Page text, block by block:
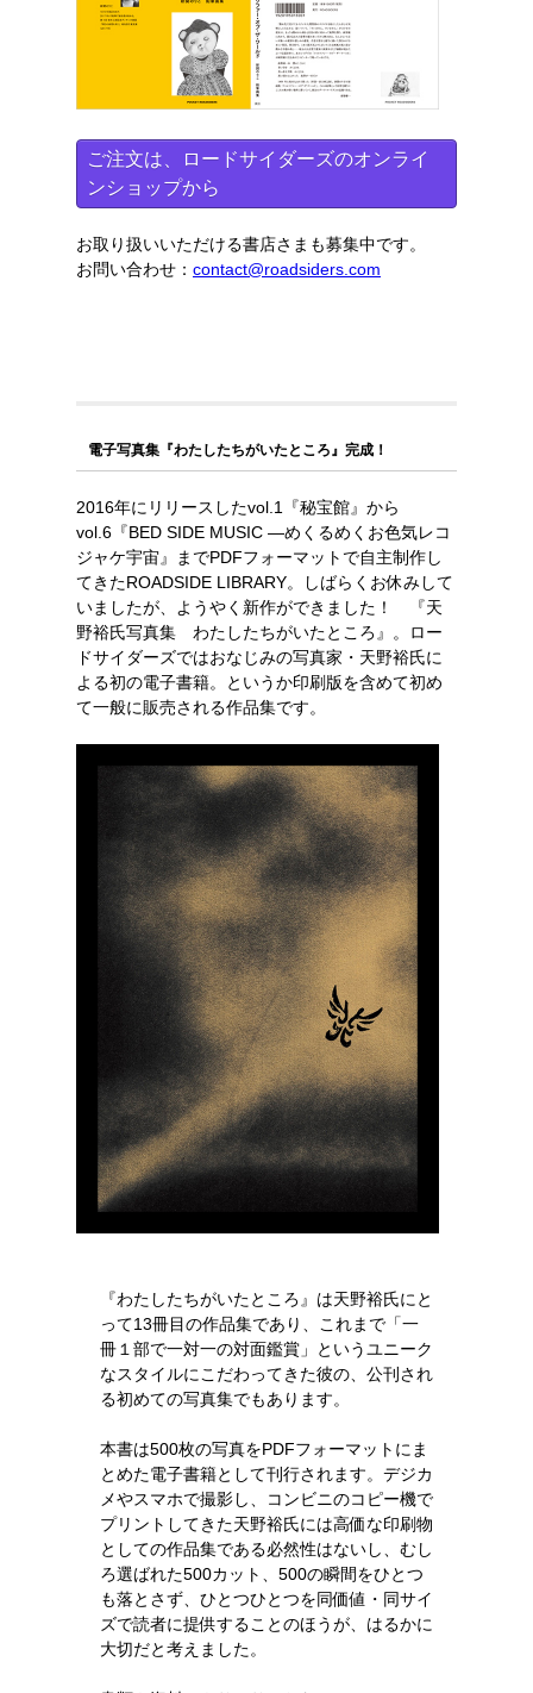
ご注文は、ロードサイダーズのオンライ
ンショップから
お取り扱いいただける書店さまも募集中です。
お問い合わせ： contact@roadsiders.com
電子写真集『わたしたちがいたところ』完成！
2016年にリリースしたvol.1『秘宝館』から
vol.6『BED SIDE MUSIC ―めくるめくお色気レコ
ジャケ宇宙』までPDFフォーマットで自主制作し
てきたROADSIDE LIBRARY。しばらくお休みして
いましたが、ようやく新作ができました！ 『天
野裕氏写真集 わたしたちがいたところ』。ロー
ドサイダーズではおなじみの写真家・天野裕氏に
よる初の電子書籍。というか印刷版を含めて初め
て一般に販売される作品集です。
『わたしたちがいたところ』は天野裕氏にと
って13冊目の作品集であり、これまで「一
冊１部で一対一の対面鑑賞」というユニーク
なスタイルにこだわってきた彼の、公刊され
る初めての写真集でもあります。
本書は500枚の写真をPDFフォーマットにま
とめた電子書籍として刊行されます。デジカ
メやスマホで撮影し、コンビニのコピー機で
プリントしてきた天野裕氏には高価な印刷物
としての作品集である必然性はないし、むし
ろ選ばれた500カット、500の瞬間をひとつ
も落とさず、ひとつひとつを同価値・同サイ
ズで読者に提供することのほうが、はるかに
大切だと考えました。